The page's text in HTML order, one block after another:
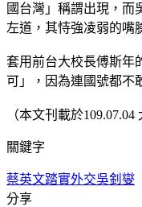
國台灣」稱謂出現，而
左道，其恃強凌弱的嘴
套用前台大校長傅斯年
可」，因為連國號都不
（本文刊載於109.07.04
關鍵字
蔡英文踏實外交吳釗燮
分享